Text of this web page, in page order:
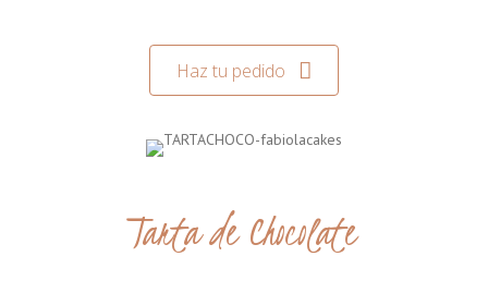
Haz tu pedido
Tarta de Chocolate